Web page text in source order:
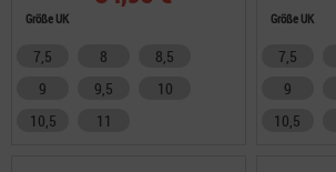
Größe UK
7,5 8
8,5
9
9,5
10
10,5
11
Größe UK
7,5
9
10,5